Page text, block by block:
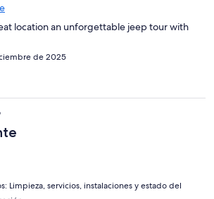
location an unforgettable jeep tour with
de 2025
Limpieza, servicios, instalaciones y estado del